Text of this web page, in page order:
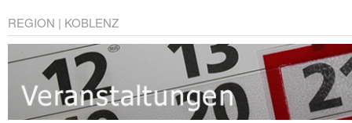
REGION | KOBLENZ